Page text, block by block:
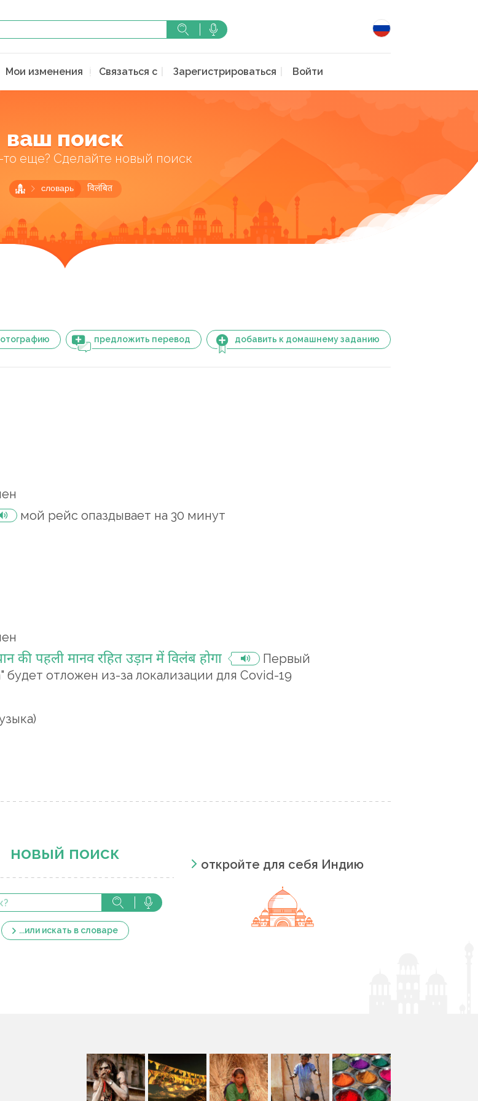
Мои изменения Связаться с Зарегистрироваться Войти
ваш поиск
то еще? Сделайте новый поиск
словарь विलंबित
предложить перевод добавить к домашнему заданию
мой рейс опаздывает на 30 минут
की पहली मानव रहित उड़ान में विलंब होगा
Первый
будет отложен из-за локализации для Covid-19
новый поиск
...или искать в словаре
откройте для себя Индию